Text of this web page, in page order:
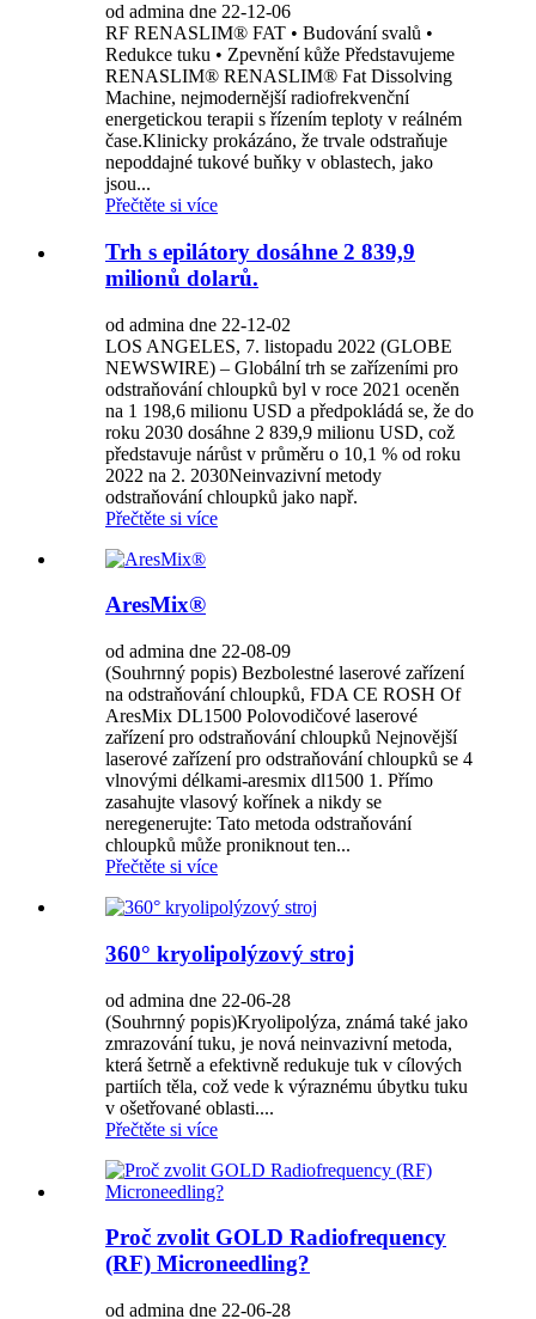
od admina dne 22-12-06
RF RENASLIM® FAT • Budování svalů •
Redukce tuku • Zpevnění kůže Představujeme
RENASLIM® RENASLIM® Fat Dissolving
Machine, nejmodernější radiofrekvenční
energetickou terapii s řízením teploty v reálném
čase.Klinicky prokázáno, že trvale odstraňuje
nepoddajné tukové buňky v oblastech, jako
jsou...
Přečtěte si více
Trh s epilátory dosáhne 2 839,9
milionů dolarů.
od admina dne 22-12-02
LOS ANGELES, 7. listopadu 2022 (GLOBE
NEWSWIRE) – Globální trh se zařízeními pro
odstraňování chloupků byl v roce 2021 oceněn
na 1 198,6 milionu USD a předpokládá se, že do
roku 2030 dosáhne 2 839,9 milionu USD, což
představuje nárůst v průměru o 10,1 % od roku
2022 na 2. 2030Neinvazivní metody
odstraňování chloupků jako např.
Přečtěte si více
AresMix®
od admina dne 22-08-09
(Souhrnný popis) Bezbolestné laserové zařízení
na odstraňování chloupků, FDA CE ROSH Of
AresMix DL1500 Polovodičové laserové
zařízení pro odstraňování chloupků Nejnovější
laserové zařízení pro odstraňování chloupků se 4
vlnovými délkami-aresmix dl1500 1. Přímo
zasahujte vlasový kořínek a nikdy se
neregenerujte: Tato metoda odstraňování
chloupků může proniknout ten...
Přečtěte si více
360° kryolipolýzový stroj
od admina dne 22-06-28
(Souhrnný popis)Kryolipolýza, známá také jako
zmrazování tuku, je nová neinvazivní metoda,
která šetrně a efektivně redukuje tuk v cílových
partiích těla, což vede k výraznému úbytku tuku
v ošetřované oblasti....
Přečtěte si více
Proč zvolit GOLD Radiofrequency
(RF) Microneedling?
od admina dne 22-06-28